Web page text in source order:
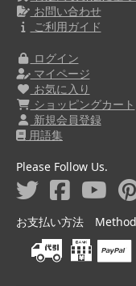
お問い合わせ
ご利用ガイド
ログイン
マイページ
お気に入り
ショッピングカート
新規会員登録
用語集
Please Follow Us.
お支払い方法